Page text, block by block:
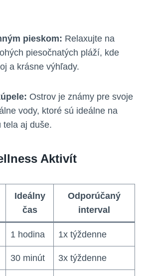
pieskom: Relaxujte na
piesočnatých pláží, kde
a krásne výhľady.
Ostrov je známy pre svoje
vody, ktoré sú ideálne na
tela aj duše.
Aktivít
Ideálny
čas
Odporúčaný
interval
1 hodina 1x týždenne
30 minút 3x týždenne